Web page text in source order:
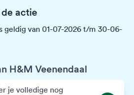
actie
geldig van 01-07-2026 t/m 30-06-
H&M Veenendaal
je volledige nog